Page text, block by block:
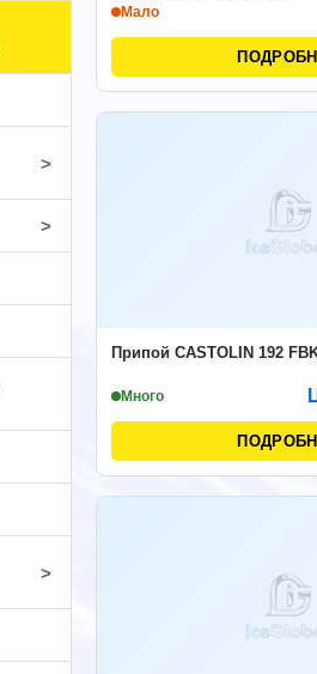
>
>
>
Мало
Припой CASTOLIN 192
Много